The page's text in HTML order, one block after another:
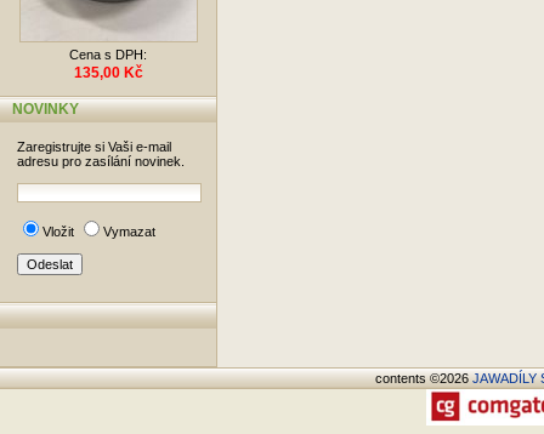
Cena s DPH:
135,00 Kč
NOVINKY
Zaregistrujte si Vaši e-mail
adresu pro zasílání novinek.
Vložit Vymazat
contents ©2026JAWADÍLY